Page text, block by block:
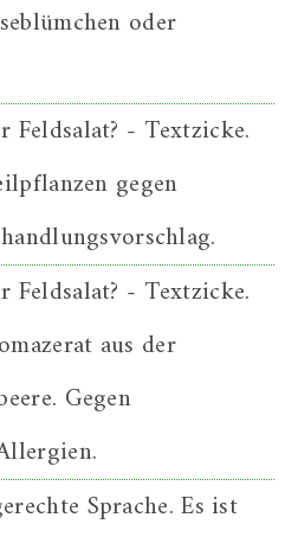
oder
Feldsalat? - Textzicke.
gegen
Feldsalat? - Textzicke.
aus der
Gegen
Sprache. Es ist